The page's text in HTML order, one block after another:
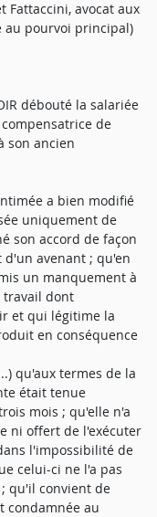
Fattaccini, avocat aux
au pourvoi principal)
débouté la salariée
de
son ancien
a bien modifié
uniquement de
son accord de façon
d'un avenant ; qu'en
un manquement à
travail dont
et qui légitime la
en conséquence
qu'aux termes de la
était tenue
mois ; qu'elle n'a
ni offert de l'exécuter
l'impossibilité de
celui-ci ne l'a pas
qu'il convient de
condamnée au